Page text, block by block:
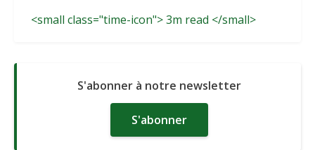
<small class="time-icon"> 3m read </small>
S'abonner à notre newsletter
S'abonner